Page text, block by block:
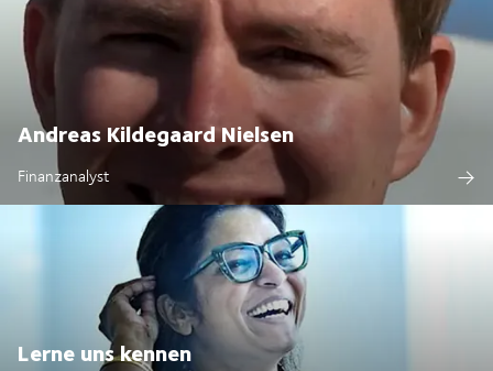
Andreas Kildegaard Nielsen
Finanzanalyst
Lerne uns kennen